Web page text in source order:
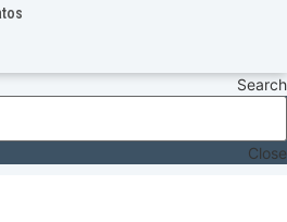
Search
Close